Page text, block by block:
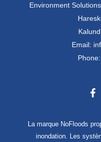
Environment
Email:
La marque NoFloods
inondation. Les